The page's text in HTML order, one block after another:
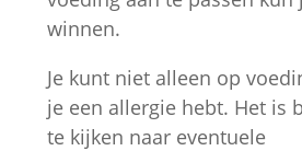
winnen.
Je kunt niet alleen op
je een allergie hebt. Het is
te kijken naar eventuele